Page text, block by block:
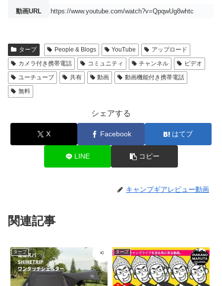
動画URL https://www.youtube.com/watch?v=QpqwUg8whtc
タープ People & Blogs YouTube
アップロード
カメラ付き携帯電話
コミュニティ チャンネル
ビデオ
ユーチューブ
共有 動画
動画機能付き携帯電話
無料
シェアする
X Facebook はてブ
LINE コピー
キャンプギアレビュー動画
関連記事
タープ タープ